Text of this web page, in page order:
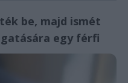
be, majd ismét
egy férfi